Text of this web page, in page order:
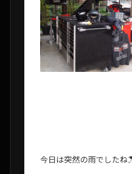
今日は突然の雨でしたね